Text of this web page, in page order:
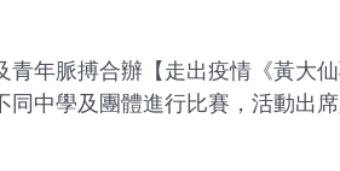
年脈搏合辦【走出疫情《黃大
中學及團體進行比賽，活動出